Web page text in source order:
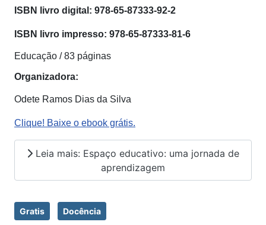
ISBN livro digital: 978-65-87333-92-2
ISBN livro impresso: 978-65-87333-81-6
Educação / 83 páginas
Organizadora:
Odete Ramos Dias da Silva
Clique! Baixe o ebook grátis.
Leia mais: Espaço educativo: uma jornada de
aprendizagem
Gratis Docência